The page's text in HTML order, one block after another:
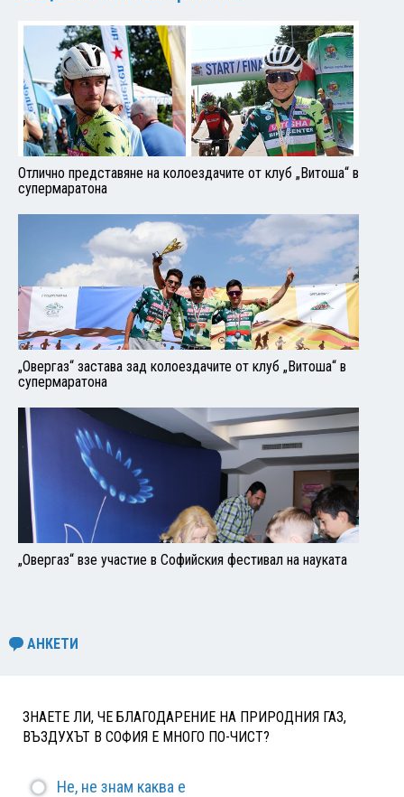
Отлично представяне на колоездачите от клуб „Витоша“ в
супермаратона
„Овергаз“ застава зад колоездачите от клуб „Витоша“ в
супермаратона
„Овергаз“ взе участие в Софийския фестивал на науката
АНКЕТИ
ЗНАЕТЕ ЛИ, ЧЕ БЛАГОДАРЕНИЕ НА ПРИРОДНИЯ ГАЗ,
ВЪЗДУХЪТ В СОФИЯ Е МНОГО ПО-ЧИСТ?
Не, не знам каква е